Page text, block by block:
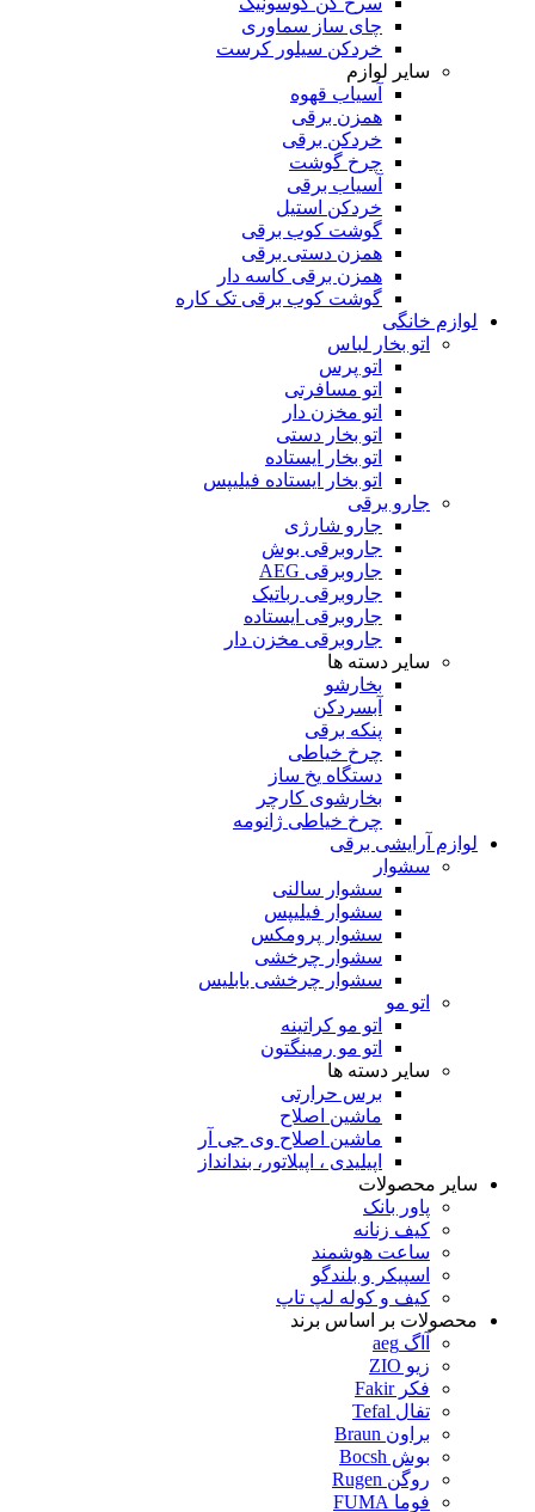
چای ساز سماوری
خردکن سیلور کرست
سایر لوازم
آسیاب قهوه
همزن برقی
خردکن برقی
چرخ گوشت
آسیاب برقی
خردکن استیل
گوشت کوب برقی
همزن دستی برقی
همزن برقی کاسه دار
گوشت کوب برقی تک کاره
لوازم خانگی
اتو بخار لباس
اتو پرس
اتو مسافرتی
اتو مخزن دار
اتو بخار دستی
اتو بخار ایستاده
اتو بخار ایستاده فیلیپس
جارو برقی
جارو شارژی
جاروبرقی بوش
جاروبرقی AEG
جاروبرقی رباتیک
جاروبرقی ایستاده
جاروبرقی مخزن دار
سایر دسته ها
بخارشو
آبسردکن
پنکه برقی
چرخ خیاطی
دستگاه یخ ساز
بخارشوی کارچر
چرخ خیاطی ژانومه
لوازم آرایشی برقی
سشوار
سشوار سالنی
سشوار فیلیپس
سشوار پرومکس
سشوار چرخشی
سشوار چرخشی بابلیس
اتو مو
اتو مو کراتینه
اتو مو رمینگتون
سایر دسته ها
برس حرارتی
ماشین اصلاح
ماشین اصلاح وی جی آر
اپیلیدی ، اپیلاتور، بندانداز
سایر محصولات
پاور بانک
کیف زنانه
ساعت هوشمند
اسپیکر و بلندگو
کیف و کوله لپ تاپ
محصولات بر اساس برند
آاگ aeg
زیو ZIO
فکر Fakir
تفال Tefal
براون Braun
بوش Bocsh
روگن Rugen
فوما FUMA